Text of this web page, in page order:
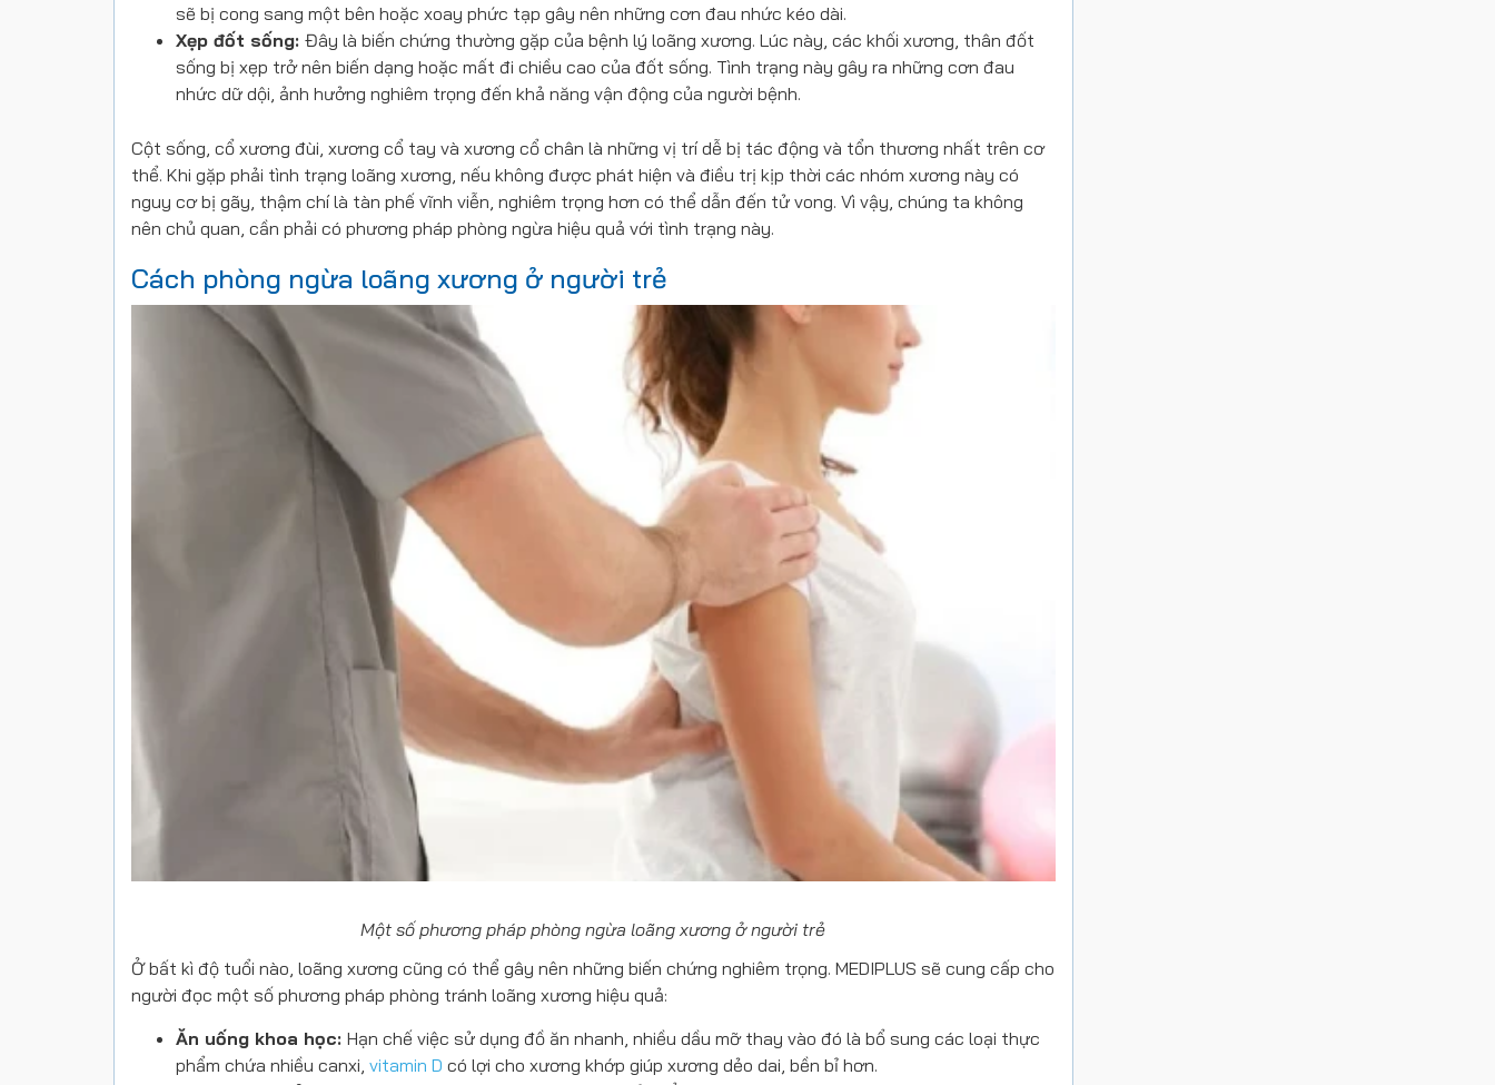
sẽ bị cong sang một bên hoặc xoay phức tạp gây nên những cơn đau nhức kéo dài.
Xẹp đốt sống: Đây là biến chứng thường gặp của bệnh lý loãng xương. Lúc này, các khối xương, thân đốt
sống bị xẹp trở nên biến dạng hoặc mất đi chiều cao của đốt sống. Tình trạng này gây ra những cơn đau
nhức dữ dội, ảnh hưởng nghiêm trọng đến khả năng vận động của người bệnh.
Cột sống, cổ xương đùi, xương cổ tay và xương cổ chân là những vị trí dễ bị tác động và tổn thương nhất trên cơ
thể. Khi gặp phải tình trạng loãng xương, nếu không được phát hiện và điều trị kịp thời các nhóm xương này có
nguy cơ bị gãy, thậm chí là tàn phế vĩnh viễn, nghiêm trọng hơn có thể dẫn đến tử vong. Vì vậy, chúng ta không
nên chủ quan, cần phải có phương pháp phòng ngừa hiệu quả với tình trạng này.
Cách phòng ngừa loãng xương ở người trẻ
Một số phương pháp phòng ngừa loãng xương ở người trẻ
Ở bất kì độ tuổi nào, loãng xương cũng có thể gây nên những biến chứng nghiêm trọng. MEDIPLUS sẽ cung cấp cho
người đọc một số phương pháp phòng tránh loãng xương hiệu quả:
Ăn uống khoa học: Hạn chế việc sử dụng đồ ăn nhanh, nhiều dầu mỡ thay vào đó là bổ sung các loại thực
phẩm chứa nhiều canxi, vitamin D có lợi cho xương khớp giúp xương dẻo dai, bền bỉ hơn.